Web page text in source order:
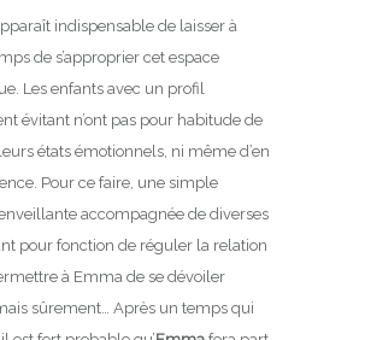
indispensable de laisser à
de s’approprier cet espace
Les enfants avec un profil
évitant n’ont pas pour habitude de
états émotionnels, ni même d’en
Pour ce faire, une simple
accompagnée de diverses
pour fonction de réguler la relation
à Emma de se dévoiler
sûrement… Après un temps qui